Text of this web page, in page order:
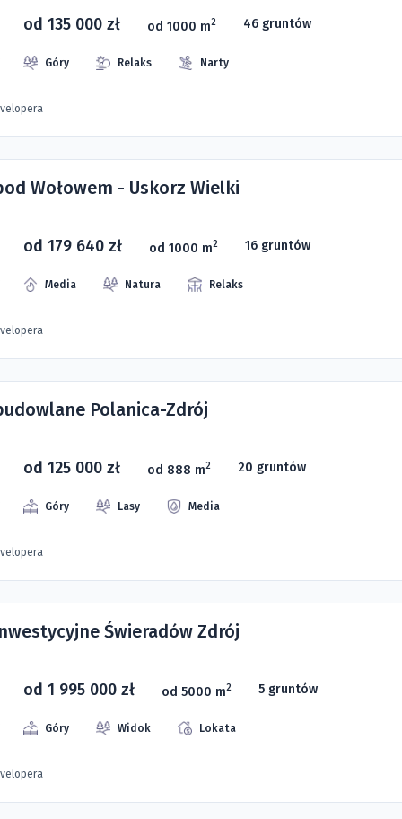
od 135 000 zł od 1000 m2 46 gruntów
Góry Relaks Narty
Wołowem - Uskorz Wielki
od 179 640 zł od 1000 m2 16 gruntów
Media Natura Relaks
Polanica-Zdrój
od 125 000 zł od 888 m2 20 gruntów
Góry Lasy Media
Świeradów Zdrój
od 1 995 000 zł od 5000 m2 5 gruntów
Góry Widok Lokata